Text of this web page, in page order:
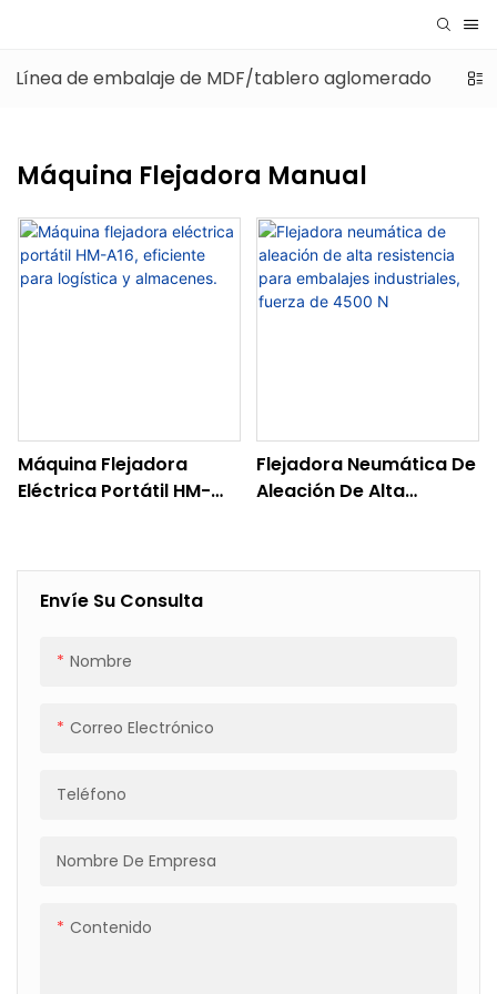
Línea de embalaje de MDF/tablero aglomerado
Máquina Flejadora Manual
Envíe Su Consulta
Nombre
Correo Electrónico
Teléfono
Nombre De Empresa
Contenido
Máquina Flejadora
Eléctrica Portátil HM-
Flejadora Neumática De
Aleación De Alta
Fuerza De 4500 N